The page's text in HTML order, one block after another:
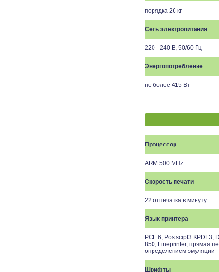
порядка 26 кг
Сеть электропитания
220 - 240 В, 50/60 Гц
Энергопотребление
не более 415 Вт
Процессор
ARM 500 MHz
Скорость печати
22 отпечатка в минуту
Язык принтера
PCL 6, Postscipt3 KPDL3,
850, Lineprinter, прямая
определением эмуляции
Шрифты